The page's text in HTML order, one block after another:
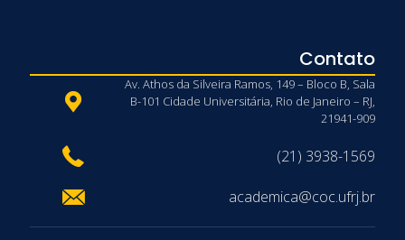
Contato
Av. Athos da Silveira Ramos, 149 – Bloco B, Sala
B-101 Cidade Universitária, Rio de Janeiro – RJ,
21941-909
(21) 3938-1569
academica@coc.ufrj.br